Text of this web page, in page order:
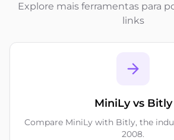
Explore mais ferramentas para
links
MiniLy vs Bitly
Compare MiniLy with Bitly, the
2008.